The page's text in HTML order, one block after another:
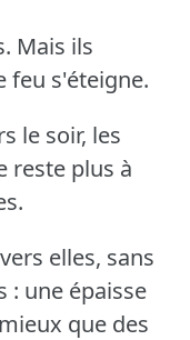
Mais ils
feu s'éteigne.
le soir, les
reste plus à
elles, sans
: une épaisse
que des